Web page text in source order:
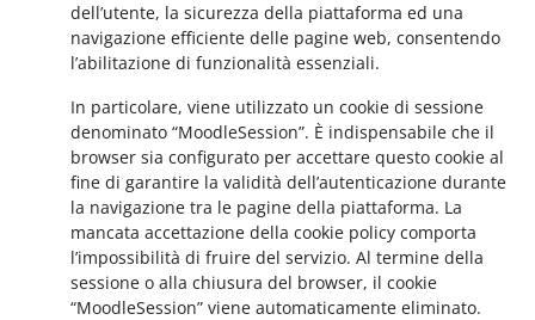
dell’utente, la sicurezza della piattaforma ed una
navigazione efficiente delle pagine web, consentendo
l’abilitazione di funzionalità essenziali.
In particolare, viene utilizzato un cookie di sessione
denominato “MoodleSession”. È indispensabile che il
browser sia configurato per accettare questo cookie al
fine di garantire la validità dell’autenticazione durante
la navigazione tra le pagine della piattaforma. La
mancata accettazione della cookie policy comporta
l’impossibilità di fruire del servizio. Al termine della
sessione o alla chiusura del browser, il cookie
“MoodleSession” viene automaticamente eliminato.